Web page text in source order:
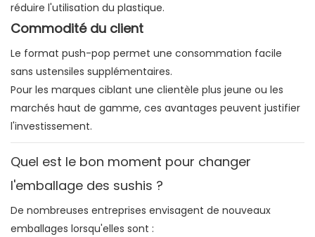
réduire l'utilisation du plastique.
Commodité du client
Le format push-pop permet une consommation facile
sans ustensiles supplémentaires.
Pour les marques ciblant une clientèle plus jeune ou les
marchés haut de gamme, ces avantages peuvent justifier
l'investissement.
Quel est le bon moment pour changer
l'emballage des sushis ?
De nombreuses entreprises envisagent de nouveaux
emballages lorsqu'elles sont :